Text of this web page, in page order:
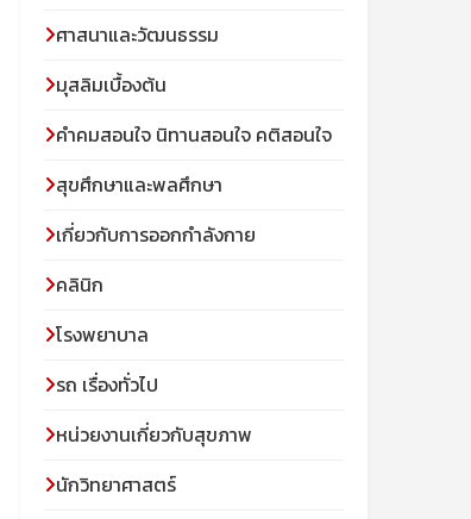
ศาสนาและวัฒนธรรม
มุสลิมเบื้องต้น
คําคมสอนใจ นิทานสอนใจ คติสอนใจ
สุขศึกษาและพลศึกษา
เกี่ยวกับการออกกำลังกาย
คลินิก
โรงพยาบาล
รถ เรื่องทั่วไป
หน่วยงานเกี่ยวกับสุขภาพ
นักวิทยาศาสตร์